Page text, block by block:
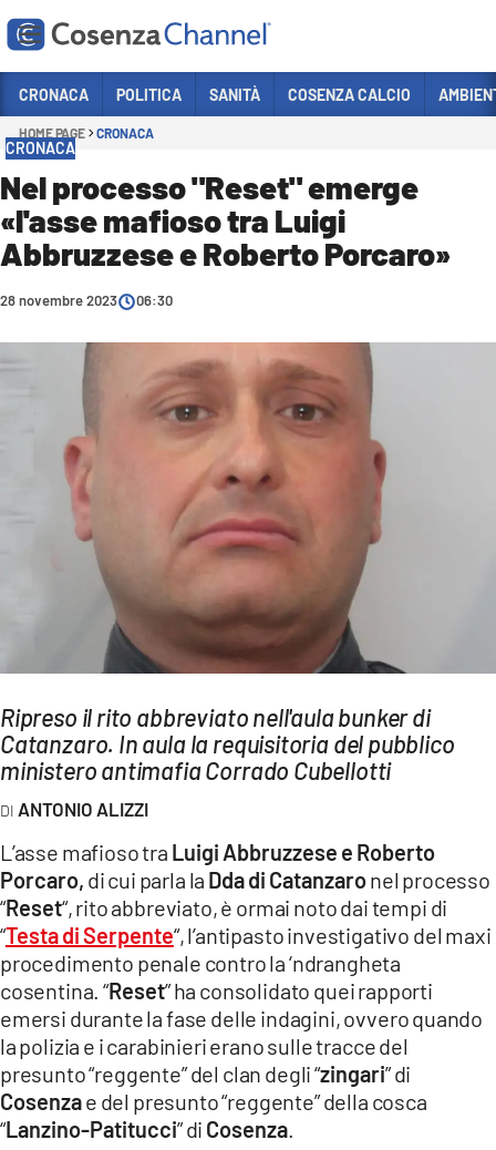
Sezioni
POLITICA
COSENZA CALCIO
ECONOMIA E LAVORO
SANITÀ
CULTURA
AMBIENTE
Streaming
LAC NETWORK
LAC ONAIR
LaC
Network
LACONAIR.IT
LACITYMAG.IT
ILREGGINO.IT
COSENZACHANNEL.IT
ILVIBONESE.IT
CATANZAROCHANNEL.IT
LACAPITALENEWS.IT
CRONACA POLITICA SANITÀ COSENZA CALCIO
HOME PAGE CRONACA
CRONACA
Nel processo "Reset" emerge
«l'asse mafioso tra Luigi
Abbruzzese e Roberto Porcaro»
28 novembre 2023 06:30
Ripreso il rito abbreviato nell'aula bunker di
Catanzaro. In aula la requisitoria del pubblico
ministero antimafia Corrado Cubellotti
ANTONIO ALIZZI
L’asse mafioso tra Luigi Abbruzzese e Roberto
Porcaro, di cui parla la Dda di Catanzaronel processo
“Reset“, rito abbreviato, è ormai noto dai tempi di
“Testa di Serpente“, l’antipasto investigativo del maxi
procedimento penale contro la ‘ndrangheta
cosentina. “Reset” ha consolidato quei rapporti
emersi durante la fase delle indagini, ovvero quando
la polizia e i carabinieri erano sulle tracce del
presunto “reggente” del clan degli “zingari” di
Cosenzae del presunto “reggente” della cosca
“Lanzino-Patitucci” di Cosenza